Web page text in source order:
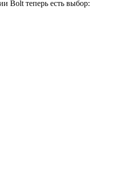
Bolt теперь есть выбор: